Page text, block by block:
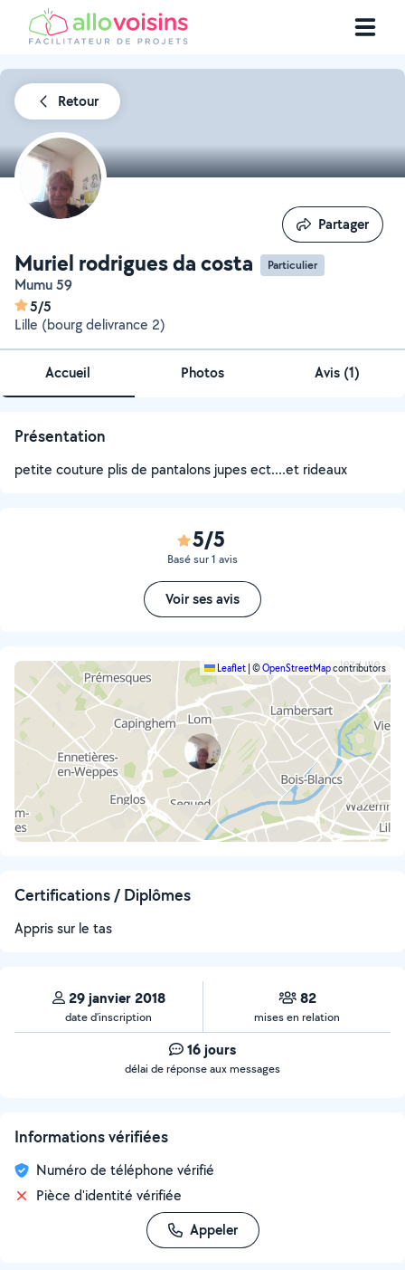
Retour
Muriel rodrigues da costa Particulier
Mumu 59
5/5
Lille (bourg delivrance 2)
Partager
Partager
Accueil Photos Avis (1)
Présentation
petite couture plis de pantalons jupes ect....et rideaux
5/5
Basé sur 1 avis
Voir ses avis
Leaflet ©OpenStreetMapcontributors
Certifications / Diplômes
Appris sur le tas
29 janvier 2018
date d’inscription
82
mises en relation
16 jours
délai de réponse aux messages
Informations vérifiées
Numéro de téléphone vérifié
Pièce d'identité vérifiée
Appeler